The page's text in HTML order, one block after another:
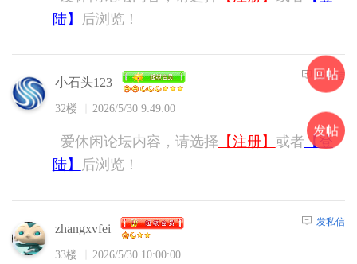
陆】
后浏览！
小石头123
32楼 2026/5/30 9:49:00
发私信
爱休闲论坛内容，请选择 【注册】 或者 【登
陆】
后浏览！
zhangxvfei
33楼 2026/5/30 10:00:00
发私信
回帖
发帖